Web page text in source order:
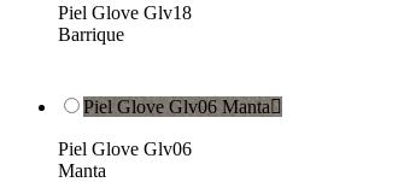
Piel Glove Glv18
Barrique
Piel Glove Glv06 Manta
Piel Glove Glv06
Manta